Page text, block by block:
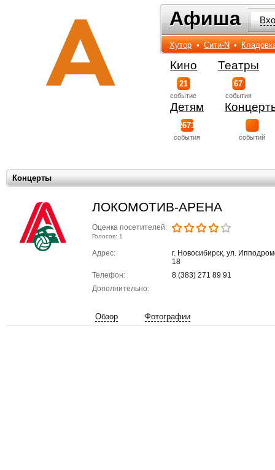
Афиша
Афиша
Хутор • Сити-N •
Кино
21
событиe
Театры
67
события
Детям
2671
события событий
Концерты
ЛОКОМОТИВ-АРЕНА
Оценка посетителей:
Голосов: 1
Адрес:
г. Новосибирск, ул.
18
Телефон:
8 (383) 271 89 91
Дополнительно:
Обзор Фотографии